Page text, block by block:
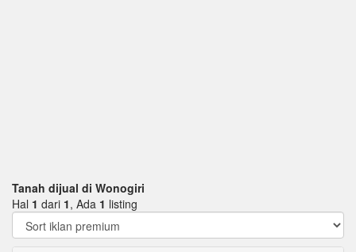
Tanah dijual di Wonogiri
Hal 1 dari 1, Ada 1 listing